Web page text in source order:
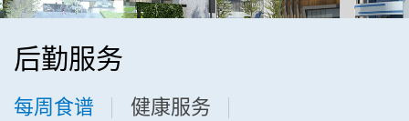
后勤服务
每周食谱 健康服务